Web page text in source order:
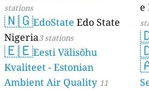
stations
🇳🇬EdoState Edo State
Nigeria3 stations
🇪🇪Eesti Välisõhu
Kvaliteet - Estonian
Ambient Air Quality 11
e